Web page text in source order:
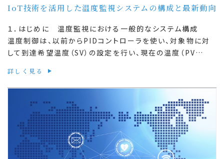
IoT技術を活用した温度監視システムの構成と最新動向
１．はじめに 温度監視における一般的なシステム構成
温度制御は、以前からPIDコントローラを使い、対象物に対
して到達希望温度（SV）の設定を行い、現在の温度（PV…
詳しく見る